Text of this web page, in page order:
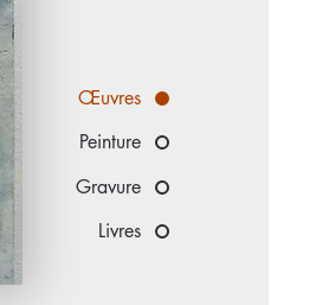
Œuvres
Peinture
Gravure
Livres